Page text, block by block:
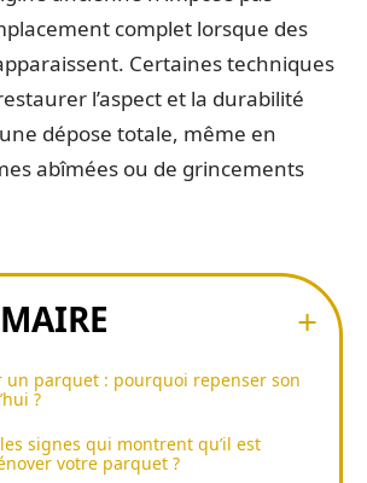
complet lorsque des
Certaines techniques
l’aspect et la durabilité
dépose totale, même en
abîmées ou de grincements
un parquet : pourquoi repenser son
?
signes qui montrent qu’il est
votre parquet ?